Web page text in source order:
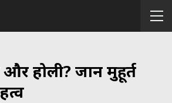
होली? जानें मुहूर्त